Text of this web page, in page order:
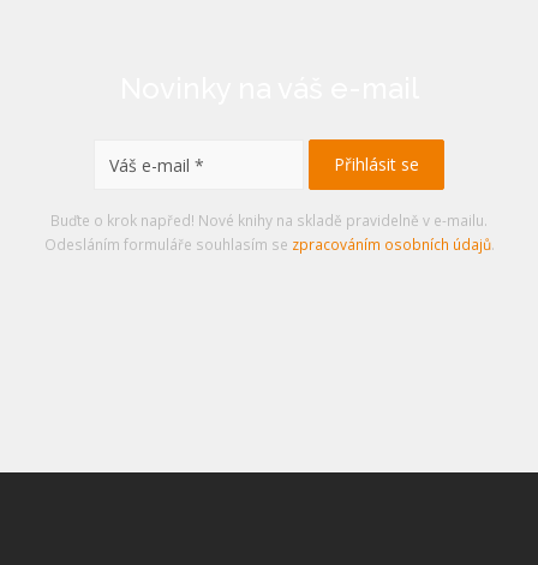
Buďte o krok napřed! Nové knihy na skladě pravidelně v e-mailu.
Odesláním formuláře souhlasím se zpracováním osobních údajů.